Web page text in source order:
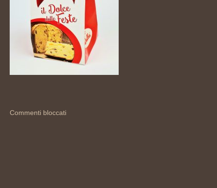
Commenti bloccati